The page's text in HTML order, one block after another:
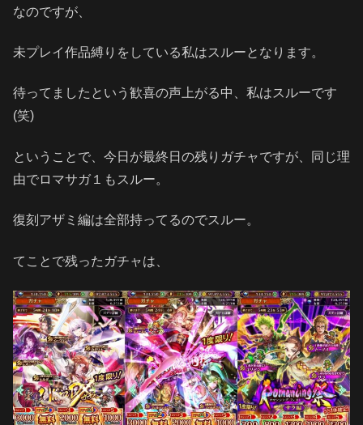
なのですが、
未プレイ作品縛りをしている私はスルーとなります。
待ってましたという歓喜の声上がる中、私はスルーです
(笑)
ということで、今日が最終日の残りガチャですが、同じ理
由でロマサガ１もスルー。
復刻アザミ編は全部持ってるのでスルー。
てことで残ったガチャは、